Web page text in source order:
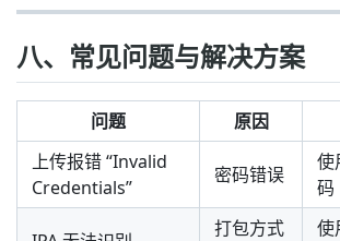
八、常见问题与解决方案
问题 原因
上传报错 “Invalid
Credentials”
密码错误
使
码
打包方式 使